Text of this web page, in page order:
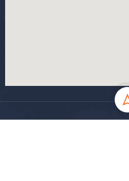
جامعة المسيلة - 2024